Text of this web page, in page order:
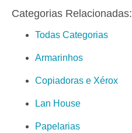
Categorias Relacionadas:
Todas Categorias
Armarinhos
Copiadoras e Xérox
Lan House
Papelarias